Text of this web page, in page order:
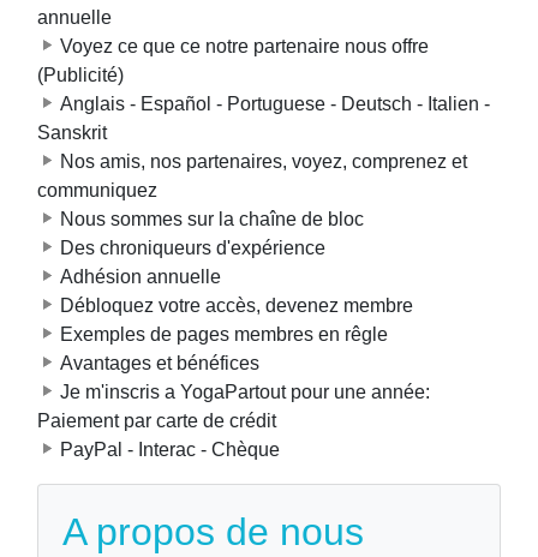
annuelle
Voyez ce que ce notre partenaire nous offre
(Publicité)
Anglais - Español - Portuguese - Deutsch - Italien -
Sanskrit
Nos amis, nos partenaires, voyez, comprenez et
communiquez
Nous sommes sur la chaîne de bloc
Des chroniqueurs d'expérience
Adhésion annuelle
Débloquez votre accès, devenez membre
Exemples de pages membres en rêgle
Avantages et bénéfices
Je m'inscris a YogaPartout pour une année:
Paiement par carte de crédit
PayPal - Interac - Chèque
A propos de nous